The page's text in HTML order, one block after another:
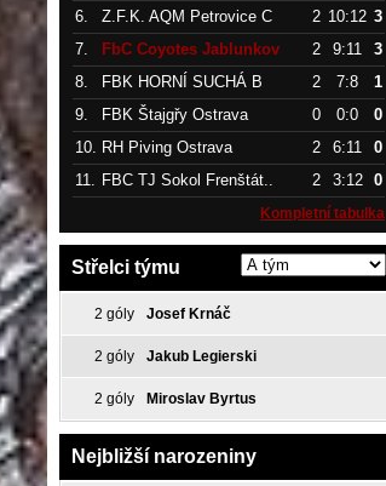
6.
Z.F.K. AQM Petrovice C 2 10:12 3
7.
FbC Coyotes Jablunkov 2 9:11
3
8.
FBK HORNÍ SUCHÁ B 2 7:8
1
9.
FBK Štajgřy Ostrava 0 0:0
0
10. RH Piving Ostrava 2 6:11
0
11. FBC TJ Sokol Frenštát.. 2 3:12 0
Kompletní tabulka
Střelci týmu
2 góly Josef Krnáč
2 góly Jakub Legierski
2 góly Miroslav Byrtus
Nejbližší narozeniny